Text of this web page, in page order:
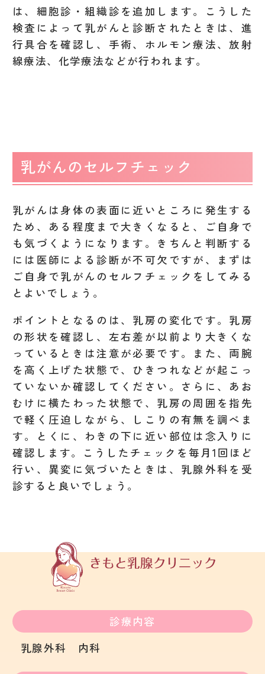
は、細胞診・組織診を追加します。こうした
検査によって乳がんと診断されたときは、進
行具合を確認し、手術、ホルモン療法、放射
線療法、化学療法などが行われます。
乳がんのセルフチェック
乳がんは身体の表面に近いところに発生する
ため、ある程度まで大きくなると、ご自身で
も気づくようになります。きちんと判断する
には医師による診断が不可欠ですが、まずは
ご自身で乳がんのセルフチェックをしてみる
とよいでしょう。
ポイントとなるのは、乳房の変化です。乳房
の形状を確認し、左右差が以前より大きくな
っているときは注意が必要です。また、両腕
を高く上げた状態で、ひきつれなどが起こっ
ていないか確認してください。さらに、あお
むけに横たわった状態で、乳房の周囲を指先
で軽く圧迫しながら、しこりの有無を調べま
す。とくに、わきの下に近い部位は念入りに
確認します。こうしたチェックを毎月1回ほど
行い、異変に気づいたときは、乳腺外科を受
診すると良いでしょう。
診療内容
乳腺外科 内科